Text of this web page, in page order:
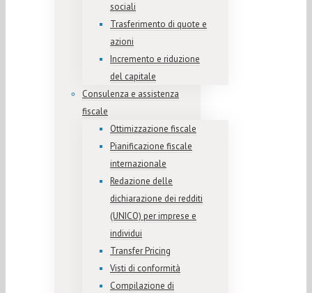
sociali
Trasferimento di quote e
azioni
Incremento e riduzione
del capitale
Consulenza e assistenza
fiscale
Ottimizzazione fiscale
Pianificazione fiscale
internazionale
Redazione delle
dichiarazione dei redditi
(UNICO) per imprese e
individui
Transfer Pricing
Visti di conformità
Compilazione di